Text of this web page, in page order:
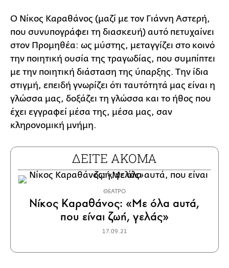
Ο Νίκος Καραθάνος (μαζί με τον Γιάννη Αστερή,
που συνυπογράφει τη διασκευή) αυτό πετυχαίνει
στον Προμηθέα: ως μύστης, μεταγγίζει στο κοινό
την ποιητική ουσία της τραγωδίας, που συμπίπτει
με την ποιητική διάσταση της ύπαρξης. Την ίδια
στιγμή, επειδή γνωρίζει ότι ταυτότητά μας είναι η
γλώσσα μας, δοξάζει τη γλώσσα και το ήθος που
έχει εγγραφεί μέσα της, μέσα μας, σαν
κληρονομική μνήμη.
ΔΕΙΤΕ ΑΚΟΜΑ
ΘΕΑΤΡΟ
Νίκος Καραθάνος: «Με όλα αυτά,
που είναι ζωή, γελάς»
17.09.21